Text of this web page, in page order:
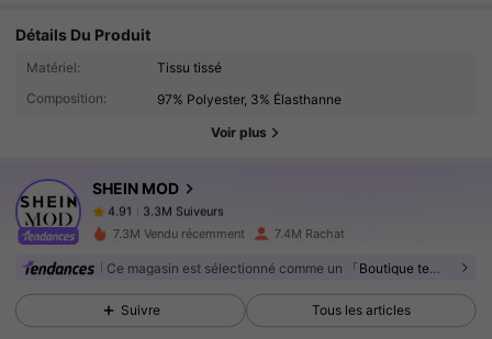
Détails Du Produit
Matériel:
Tissu tissé
Composition:
97% Polyester, 3% Élasthanne
Voir plus
SHEIN MOD
3.3M Suiveurs
4.91
3.3M Suiveurs
4.91 3.3M Suiveurs
7.3M Vendu récemment 7.4M Rachat
Ce magasin est sélectionné comme un 「Boutique tendance」
Suivre Tous les articles